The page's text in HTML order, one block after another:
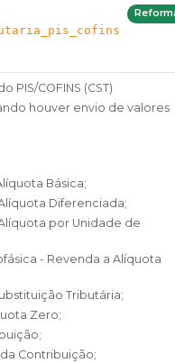
PIS/COFINS (CST)
houver envio de valores
Básica;
Diferenciada;​
por Unidade de
- Revenda a Alíquota
Tributária;
Zero;
Contribuição;